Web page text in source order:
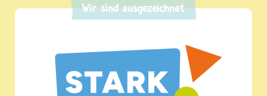
Wir sind ausgezeichnet